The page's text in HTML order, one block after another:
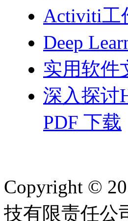
Activiti工
Deep
实用软件
深入探讨
PDF 下载
Copyright ©
技有限责任公